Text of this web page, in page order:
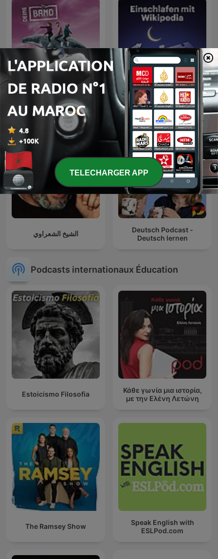
دورة الألمانية DEINE BAND مع
الفرقة الموسيقية
ok.danke.tschüss | مقاطع
صوت | تعلم
Einschlafen mit Wikipedia
الشيخ الشعراوي
Deutsch Podcast -
Deutsch lernen
Podcasts internationaux Éducation
Estoicismo Filosofia
Κάθε γωνία μια ιστορία,
με την Ελένη Λετώνη
The Ramsey Show
Speak English with
ESLPod.com
TELECHARGER APP